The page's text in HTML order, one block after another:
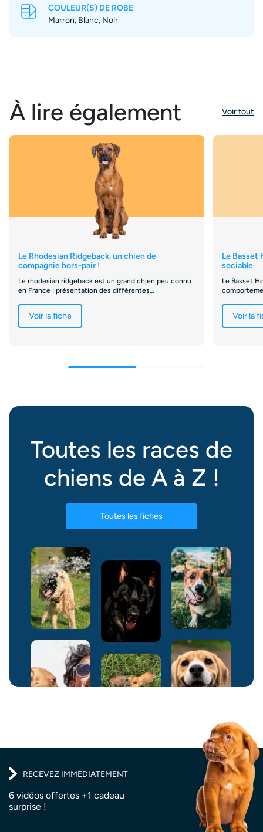
COULEUR(S) DE ROBE
Marron, Blanc, Noir
À lire également Voir tout
Le Rhodesian Ridgeback, un chien de
compagnie hors-pair !
Le rhodesian ridgeback est un grand chien peu connu
en France : présentation des différentes
Voir la fiche
Le Basset
sociable
Le Basset
Voir la
Toutes les races de
chiens de A à Z !
Toutes les fiches
RECEVEZ IMMÉDIATEMENT
6 vidéos offertes +1 cadeau
surprise !